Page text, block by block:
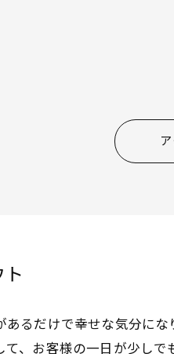
るだけで幸せな気分に
、お客様の一日が少し